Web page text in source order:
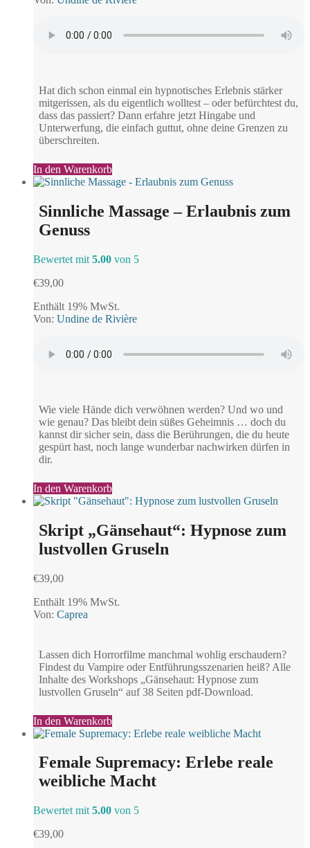
Hat dich schon einmal ein hypnotisches Erlebnis stärker
mitgerissen, als du eigentlich wolltest – oder befürchtest du,
dass das passiert? Dann erfahre jetzt Hingabe und
Unterwerfung, die einfach guttut, ohne deine Grenzen zu
überschreiten.
In den Warenkorb
Sinnliche Massage – Erlaubnis zum
Genuss
Bewertet mit 5.00 von 5
€39,00
Enthält 19% MwSt.
Von: Undine de Rivière
Wie viele Hände dich verwöhnen werden? Und wo und
wie genau? Das bleibt dein süßes Geheimnis … doch du
kannst dir sicher sein, dass die Berührungen, die du heute
gespürt hast, noch lange wunderbar nachwirken dürfen in
dir.
In den Warenkorb
Skript „Gänsehaut“: Hypnose zum
lustvollen Gruseln
€39,00
Enthält 19% MwSt.
Von: Caprea
Lassen dich Horrorfilme manchmal wohlig erschaudern?
Findest du Vampire oder Entführungsszenarien heiß? Alle
Inhalte des Workshops „Gänsehaut: Hypnose zum
lustvollen Gruseln“ auf 38 Seiten pdf-Download.
In den Warenkorb
Female Supremacy: Erlebe reale
weibliche Macht
Bewertet mit 5.00 von 5
€39,00